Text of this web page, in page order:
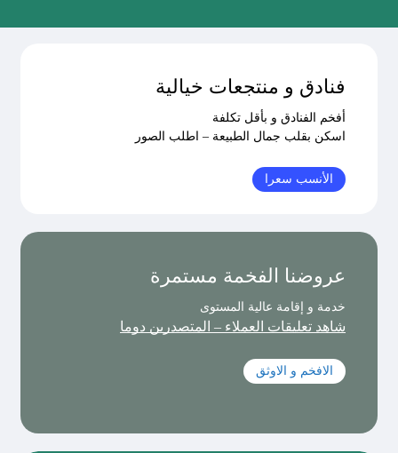
فنادق و منتجعات خيالية
أفخم الفنادق و بأقل تكلفة
اسكن بقلب جمال الطبيعة – اطلب الصور
الأنسب سعرا
عروضنا الفخمة مستمرة
خدمة و إقامة عالية المستوى
شاهد تعليقات العملاء – المتصدرين دوما
الافخم و الاوثق